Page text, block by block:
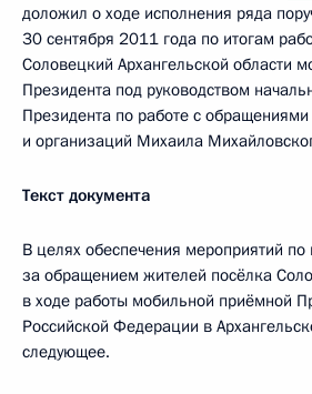
доложил о ходе исполнения ряда
30 сентября 2011 года по итогам
Соловецкий Архангельской области
Президента под руководством
Президента по работе с
и организаций Михаила
Текст документа
В целях обеспечения мероприятий
за обращением жителей посёлка
в ходе работы мобильной приёмной
Российской Федерации в
следующее.